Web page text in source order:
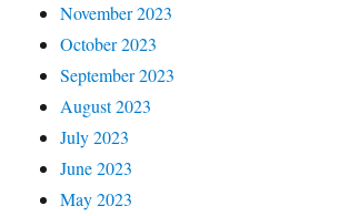
November 2023
October 2023
September 2023
August 2023
July 2023
June 2023
May 2023